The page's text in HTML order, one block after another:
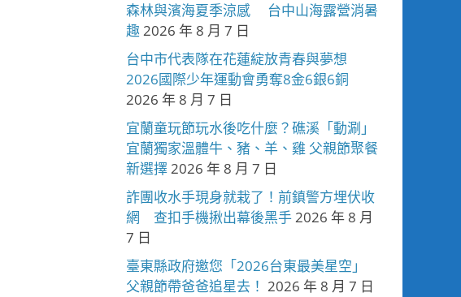
森林與濱海夏季涼感 台中山海露營消暑
趣2026 年 8 月 7 日
台中市代表隊在花蓮綻放青春與夢想
2026國際少年運動會勇奪8金6銀6銅
2026 年 8 月 7 日
宜蘭童玩節玩水後吃什麼？礁溪「動涮」
宜蘭獨家溫體牛、豬、羊、雞 父親節聚餐
新選擇2026 年 8 月 7 日
詐團收水手現身就栽了！前鎮警方埋伏收
網 查扣手機揪出幕後黑手2026 年 8 月
7 日
臺東縣政府邀您「2026台東最美星空」
父親節帶爸爸追星去！ 2026 年 8 月 7 日